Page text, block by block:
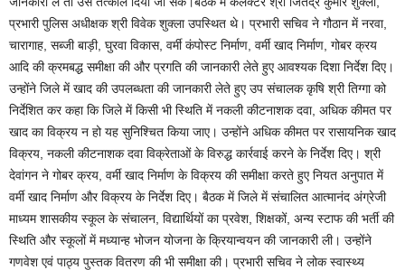
प्रभारी पुलिस अधीक्षक श्री विवेक शुक्ला उपस्थित थे। प्रभारी सचिव ने गौठान में नरवा,
चारागाह, सब्जी बाड़ी, घुरवा विकास, वर्मी कंपोस्ट निर्माण, वर्मी खाद निर्माण, गोबर क्रय
आदि की क्रमबद्ध समीक्षा की और प्रगति की जानकारी लेते हुए आवश्यक दिशा निर्देश दिए।
उन्होंने जिले में खाद की उपलब्धता की जानकारी लेते हुए उप संचालक कृषि श्री तिग्गा को
निर्देशित कर कहा कि जिले में किसी भी स्थिति में नकली कीटनाशक दवा, अधिक कीमत पर
खाद का विक्रय न हो यह सुनिश्चित किया जाए। उन्होंने अधिक कीमत पर रासायनिक खाद
विक्रय, नकली कीटनाशक दवा विक्रेताओं के विरुद्ध कार्रवाई करने के निर्देश दिए। श्री
देवांगन ने गोबर क्रय, वर्मी खाद निर्माण के विक्रय की समीक्षा करते हुए नियत अनुपात में
वर्मी खाद निर्माण और विक्रय के निर्देश दिए। बैठक में जिले में संचालित आत्मानंद अंग्रेजी
माध्यम शासकीय स्कूल के संचालन, विद्यार्थियों का प्रवेश, शिक्षकों, अन्य स्टाफ की भर्ती की
स्थिति और स्कूलों में मध्यान्ह भोजन योजना के क्रियान्वयन की जानकारी ली। उन्होंने
गणवेश एवं पाठ्य पुस्तक वितरण की भी समीक्षा की। प्रभारी सचिव ने लोक स्वास्थ्य